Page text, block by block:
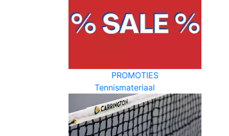
PROMOTIES
Tennismateriaal